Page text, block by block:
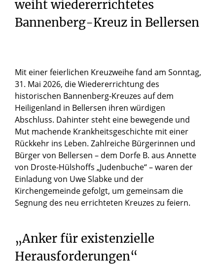
weiht wiedererrichtetes
Bannenberg-Kreuz in Bellersen
Mit einer feierlichen Kreuzweihe fand am Sonntag,
31. Mai 2026, die Wiedererrichtung des
historischen Bannenberg-Kreuzes auf dem
Heiligenland in Bellersen ihren würdigen
Abschluss. Dahinter steht eine bewegende und
Mut machende Krankheitsgeschichte mit einer
Rückkehr ins Leben. Zahlreiche Bürgerinnen und
Bürger von Bellersen – dem Dorfe B. aus Annette
von Droste-Hülshoffs „Judenbuche“ – waren der
Einladung von Uwe Slabke und der
Kirchengemeinde gefolgt, um gemeinsam die
Segnung des neu errichteten Kreuzes zu feiern.
„Anker für existenzielle
Herausforderungen“